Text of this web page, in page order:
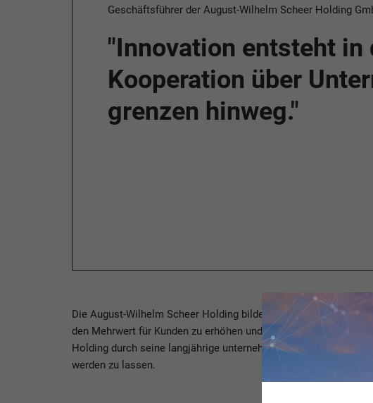
Geschäftsführer der August-Wilhelm Scheer Holding
"Innovation entsteht in
Kooperation über
grenzen hinweg."
Die August-Wilhelm Scheer Holding bildet das verlässliche
den Mehrwert für Kunden zu erhöhen und zugleich den
Holding durch seine langjährige unternehmerische Erfahrung;
werden zu lassen.